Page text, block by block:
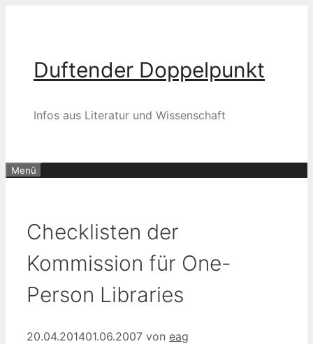
Duftender Doppelpunkt
Infos aus Literatur und Wissenschaft
Menü
Checklisten der
Kommission für One-
Person Libraries
20.04.201401.06.2007 von eag